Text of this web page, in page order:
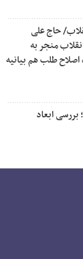
حاج علی
منجر به
طلب هم بیانیه
ابعاد